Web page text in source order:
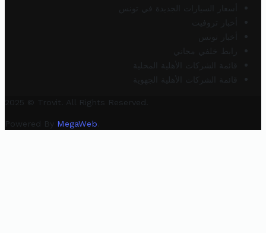
أسعار السيارات الجديدة في تونس
أخبار تروفيت
أخبار تونس
رابط خلفي مجاني
قائمة الشركات الأهلية المحلية
قائمة الشركات الأهلية الجهوية
2025 © Trovit. All Rights Reserved.
Powered By MegaWeb